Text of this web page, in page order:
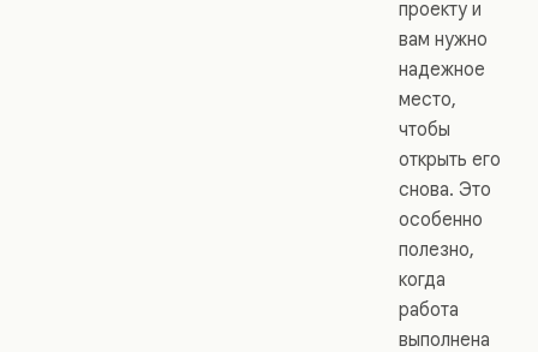
проекту и
вам нужно
надежное
место,
чтобы
открыть его
снова. Это
особенно
полезно,
когда
работа
выполнена